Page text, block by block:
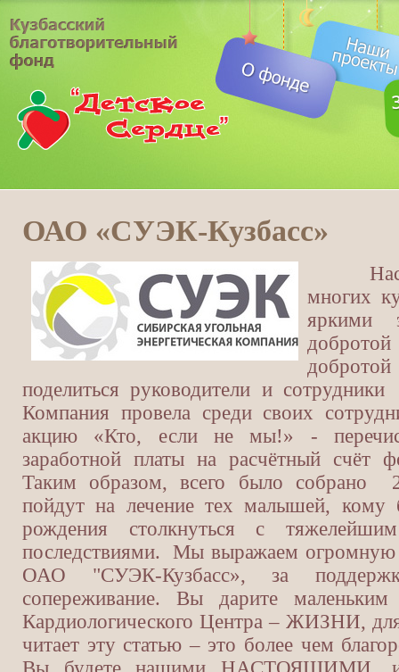
ОАО «СУЭК-Кузбасс»
многих
яркими
поделиться руководители и
Компания провела среди своих
акцию «Кто, если не мы!» -
заработной платы на расчётный счёт
Таким образом, всего было собрано
пойдут на лечение тех малышей, кому
рождения столкнуться с
последствиями. Мы выражаем огромную
ОАО "СУЭК-Кузбасс», за
сопереживание. Вы дарите маленьким
Кардиологического Центра – ЖИЗНИ,
читает эту статью – это более чем